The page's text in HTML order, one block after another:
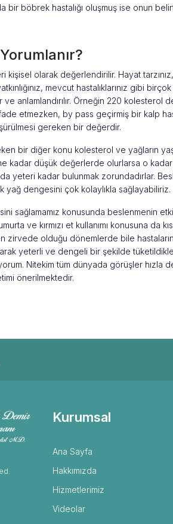
bir böbrek hastalığı oluşmuş ise onun
olarak değerlendirilir. Hayat tarzınız,
mevcut hastalıklarınız gibi
ve anlamlandırılır. Örneğin 220 kolesterol
etmezken, by pass geçirmiş bir kalp
gereken bir değerdir.
bir diğer konu kolesterol ve yağların
kadar düşük değerlerde olurlarsa o
yeteri kadar bulunmak zorundadırlar.
yağ dengesini çok kolaylıkla sağlayabiliriz.
sağlamamız konusunda beslenmenin
ve kırmızı et kullanımı konusuna da
zirvede olduğu dönemlerde bile
yeterli ve dengeli bir şekilde
Nitekim tüm dünyada görüşler hızla
önerilmektedir.
Kurumsal
Ana Sayfa
Hakkımızda
Hizmetlerimiz
Videolar